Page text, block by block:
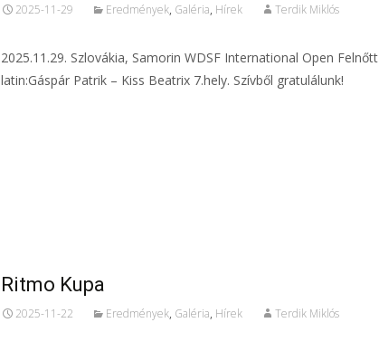
2025-11-29 Eredmények, Galéria, Hírek Terdik Miklós
2025.11.29. Szlovákia, Samorin WDSF International Open Felnőtt
latin:Gáspár Patrik – Kiss Beatrix 7.hely. Szívből gratulálunk!
Ritmo Kupa
2025-11-22 Eredmények, Galéria, Hírek Terdik Miklós